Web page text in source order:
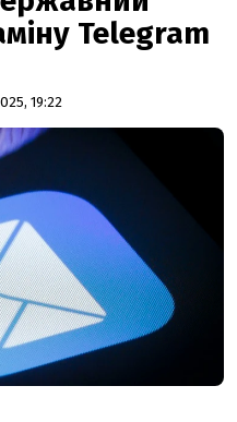
Telegram
19:22